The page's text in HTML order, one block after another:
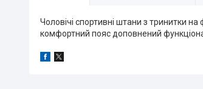
Чоловічі спортивні штани з тринитки
комфортний пояс доповнений